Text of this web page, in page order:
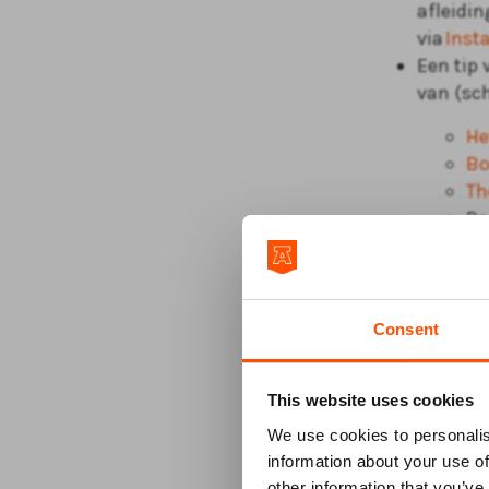
Consent
This website uses cookies
We use cookies to
information about your use
via
Een tip
van
één
de vimeo.
Patrick
eigen